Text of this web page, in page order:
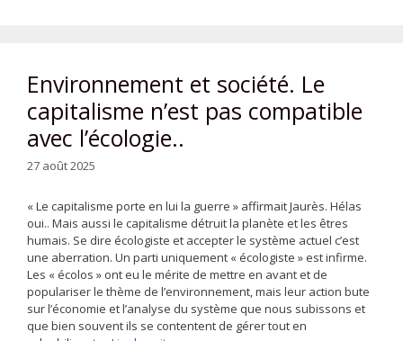
Environnement et société. Le
capitalisme n’est pas compatible
avec l’écologie..
27 août 2025
« Le capitalisme porte en lui la guerre » affirmait Jaurès. Hélas
oui.. Mais aussi le capitalisme détruit la planète et les êtres
humais. Se dire écologiste et accepter le système actuel c’est
une aberration. Un parti uniquement « écologiste » est infirme.
Les « écolos » ont eu le mérite de mettre en avant et de
populariser le thème de l’environnement, mais leur action bute
sur l’économie et l’analyse du système que nous subissons et
que bien souvent ils se contentent de gérer tout en